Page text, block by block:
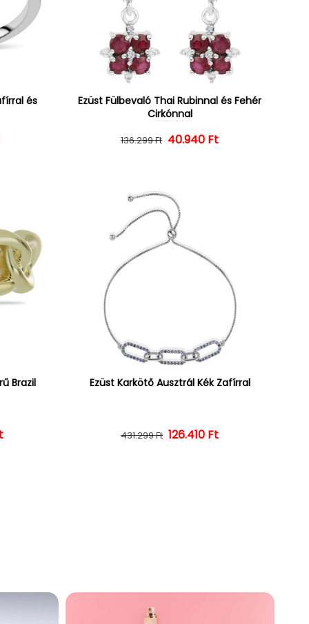
és
ár
Ezüst Fülbevaló Thai Rubinnal és Fehér
Cirkónnal
Normál ár
136.299 Ft Kedvezményes ár
40.940 Ft
Brazil
ár
Ezüst Karkötő Ausztrál Kék Zafírral
Normál ár
431.299 Ft Kedvezményes ár
126.410 Ft